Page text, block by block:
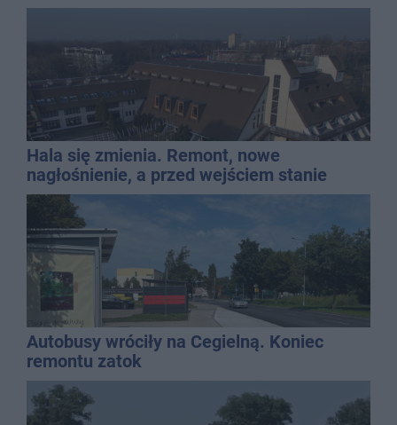
Hala się zmienia. Remont, nowe
nagłośnienie, a przed wejściem stanie
QEMETICA ARENA
Autobusy wróciły na Cegielną. Koniec
remontu zatok